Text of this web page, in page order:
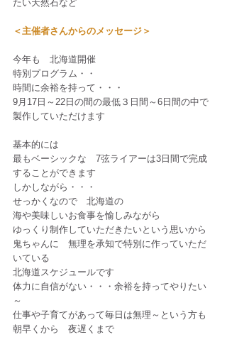
たい天然石など
＜主催者さんからのメッセージ＞
今年も　北海道開催
特別プログラム・・
時間に余裕を持って・・・
9月17日～22日の間の最低３日間～6日間の中で
製作していただけます
基本的には
最もベーシックな　7弦ライアーは3日間で完成
することができます
しかしながら・・・
せっかくなので　北海道の
海や美味しいお食事を愉しみながら
ゆっくり制作していただきたいという思いから
鬼ちゃんに　無理を承知で特別に作っていただ
いている
北海道スケジュールです
体力に自信がない・・・余裕を持ってやりたい
～
仕事や子育てがあって毎日は無理～という方も
朝早くから　夜遅くまで